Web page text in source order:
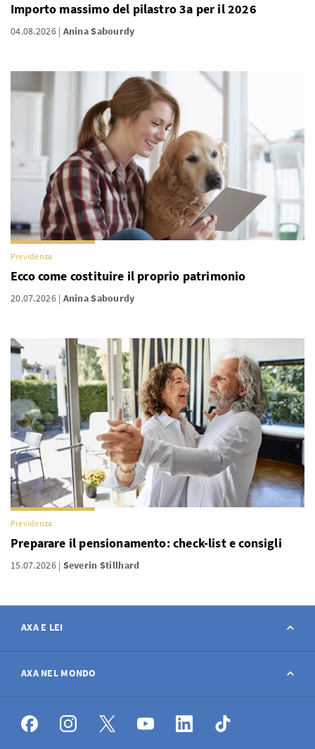
Importo massimo del pilastro 3a per il 2026
04.08.2026 Anina Sabourdy
Previdenza
Ecco come costituire il proprio patrimonio
20.07.2026 Anina Sabourdy
Previdenza
Preparare il pensionamento: check-list e consigli
15.07.2026 Severin Stillhard
AXA E LEI
Contatto
Avviso sinistro
AXA NEL MONDO
AXA nel mondo